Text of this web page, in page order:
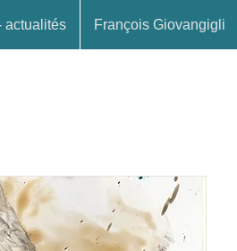
actualités François Giovangigli